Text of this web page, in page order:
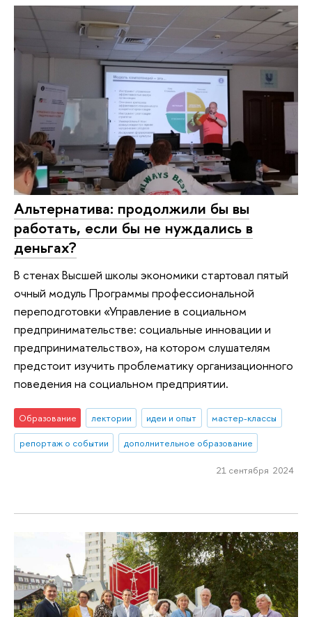
Альтернатива: продолжили бы вы
работать, если бы не нуждались в
деньгах?
В стенах Высшей школы экономики стартовал пятый
очный модуль Программы профессиональной
переподготовки «Управление в социальном
предпринимательстве: социальные инновации и
предпринимательство», на котором слушателям
предстоит изучить проблематику организационного
поведения на социальном предприятии.
Образование лектории идеи и опыт
мастер-классы
репортаж о событии
дополнительное образование
21 сентября 2024